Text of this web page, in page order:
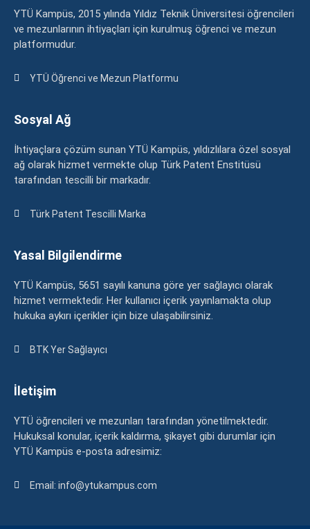
YTÜ Kampüs, 2015 yılında Yıldız Teknik Üniversitesi öğrencileri
ve mezunlarının ihtiyaçları için kurulmuş öğrenci ve mezun
platformudur.
YTÜ Öğrenci ve Mezun Platformu
Sosyal Ağ
İhtiyaçlara çözüm sunan YTÜ Kampüs, yıldızlılara özel sosyal
ağ olarak hizmet vermekte olup Türk Patent Enstitüsü
tarafından tescilli bir markadır.
Türk Patent Tescilli Marka
Yasal Bilgilendirme
YTÜ Kampüs, 5651 sayılı kanuna göre yer sağlayıcı olarak
hizmet vermektedir. Her kullanıcı içerik yayınlamakta olup
hukuka aykırı içerikler için bize ulaşabilirsiniz.
BTK Yer Sağlayıcı
İletişim
YTÜ öğrencileri ve mezunları tarafından yönetilmektedir.
Hukuksal konular, içerik kaldırma, şikayet gibi durumlar için
YTÜ Kampüs e-posta adresimiz:
Email: info@ytukampus.com